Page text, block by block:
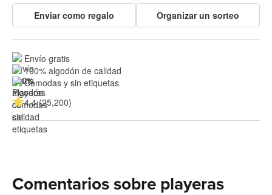
Enviar como regalo Organizar un sorteo
Envío gratis
100% algodón de calidad
Cómodas y sin etiquetas
4.4 (25,200)
Comentarios sobre playeras